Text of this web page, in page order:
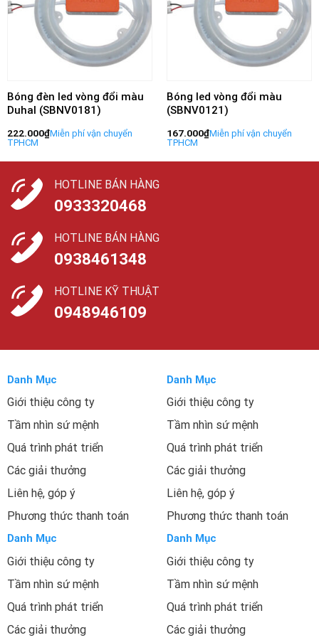
Bóng đèn led vòng đổi màu
Duhal (SBNV0181)
222.000₫
Bóng led vòng đổi màu
(SBNV0121)
167.000₫
HOTLINE BÁN HÀNG
0933320468
HOTLINE BÁN HÀNG
0938461348
HOTLINE KỸ THUẬT
0948946109
Danh Mục
Giới thiệu công ty
Tầm nhìn sứ mệnh
Quá trình phát triển
Các giải thưởng
Liên hệ, góp ý
Phương thức thanh toán
Danh Mục
Giới thiệu công ty
Tầm nhìn sứ mệnh
Quá trình phát triển
Các giải thưởng
Liên hệ, góp ý
Phương thức thanh toán
Danh Mục
Giới thiệu công ty
Tầm nhìn sứ mệnh
Quá trình phát triển
Các giải thưởng
Danh Mục
Giới thiệu công ty
Tầm nhìn sứ mệnh
Quá trình phát triển
Các giải thưởng